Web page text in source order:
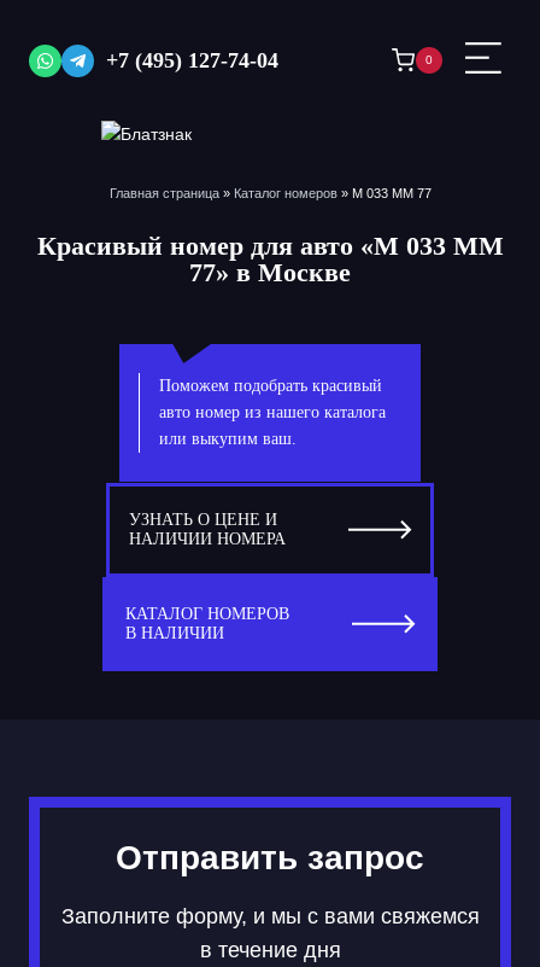
содержимому+7 (495) 127-74-04 0
Главная страница» Каталог номеров» М 033 ММ 77
Красивый номер для авто «М 033 ММ
77» в Москве
Поможем подобрать красивый
авто номер из нашего каталога
или выкупим ваш.
М 033 ММ
УЗНАТЬ О ЦЕНЕ И
НАЛИЧИИ НОМЕРА
КАТАЛОГ НОМЕРОВ
В НАЛИЧИИ
Отправить запрос
Заполните форму, и мы с вами свяжемся
в течение дня